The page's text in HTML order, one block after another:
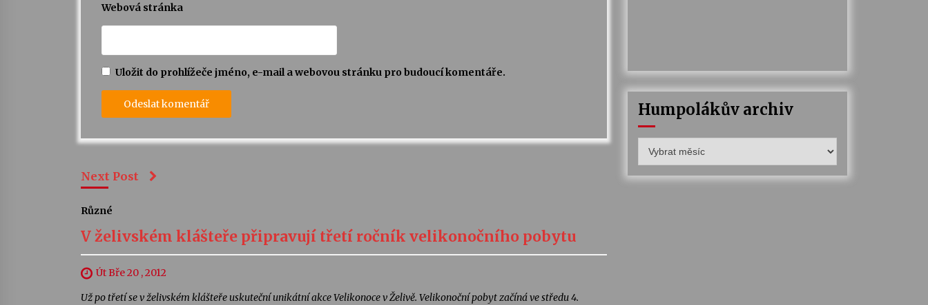
Webová stránka
Uložit do prohlížeče jméno, e-mail a webovou stránku pro budoucí komentáře.
Next Post
Různé
V želivském klášteře připravují třetí ročník velikonočního pobytu
Út Bře 20 , 2012
Už po třetí se v želivském klášteře uskuteční unikátní akce Velikonoce v Želivě. Velikonoční pobyt začíná ve středu 4.
Humpolákův archiv
archiv